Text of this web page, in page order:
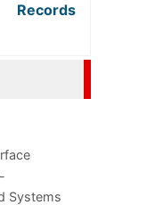
Records
Systems